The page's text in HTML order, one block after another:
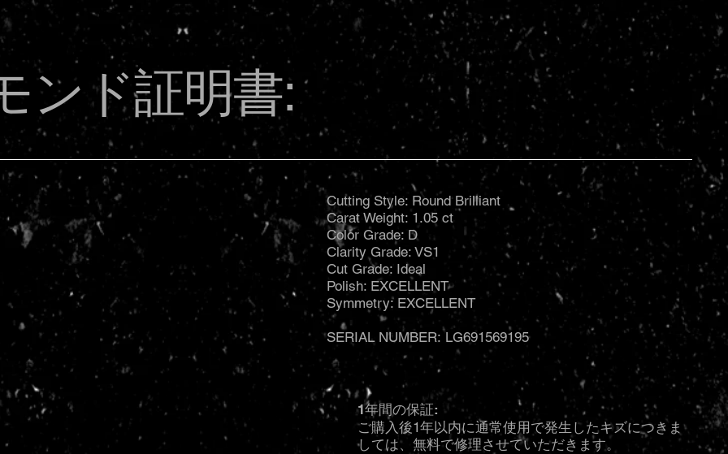
ンド証明書:
Cutting Style: Round Brilliant
Carat Weight: 1.05 ct
Color Grade: D
Clarity Grade: VS1
Cut Grade: Ideal
Polish: EXCELLENT
Symmetry: EXCELLENT
SERIAL NUMBER: LG691569195
1年間の保証:
ご購入後1年以内に通常使用で発生したキズにつきま
しては、無料で修理させていただきます。